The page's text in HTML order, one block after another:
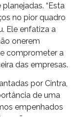
“Esta
no pior quadro
Ele enfatiza a
onerem
comprometer a
das empresas.
por Cintra,
de uma
empenhados